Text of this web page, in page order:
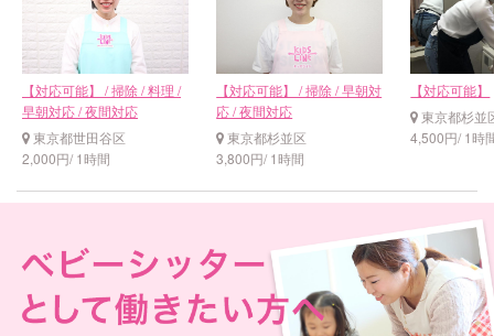
【対応可能】 / 掃除 / 料理 /
早朝対応 / 夜間対応
東京都世田谷区
2,000円/ 1時間
【対応可能】 / 掃除 / 早朝対
応 / 夜間対応
東京都杉並区
3,800円/ 1時間
【対応可能】
東京都杉並
4,500円/ 1時